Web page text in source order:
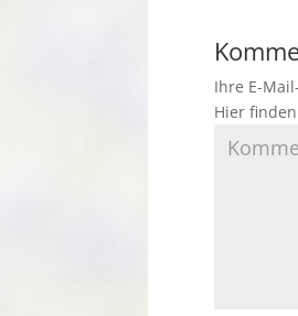
Ihre E-
Hier